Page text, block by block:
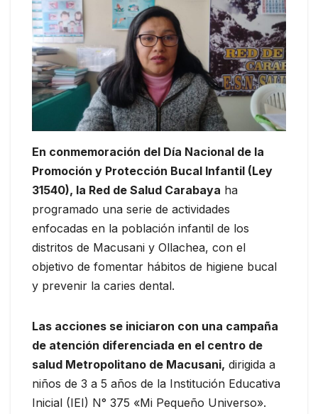
En conmemoración del Día Nacional de la
Promoción y Protección Bucal Infantil (Ley
31540), la Red de Salud Carabaya ha
programado una serie de actividades
enfocadas en la población infantil de los
distritos de Macusani y Ollachea, con el
objetivo de fomentar hábitos de higiene bucal
y prevenir la caries dental.
Las acciones se iniciaron con una campaña
de atención diferenciada en el centro de
salud Metropolitano de Macusani, dirigida a
niños de 3 a 5 años de la Institución Educativa
Inicial (IEI) N° 375 «Mi Pequeño Universo».